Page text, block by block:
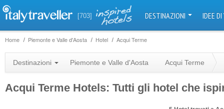
[703] DESTINAZIONI IDEE
Home Piemonte e Valle d'Aosta Hotel Acqui Terme
Destinazioni Piemonte e Valle d'Aosta Acqui Terme
Acqui Terme Hotels: Tutti gli hotel che